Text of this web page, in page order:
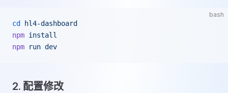
bash
cd
hl4-dashboard
npm install
npm run dev
2. 配置修改